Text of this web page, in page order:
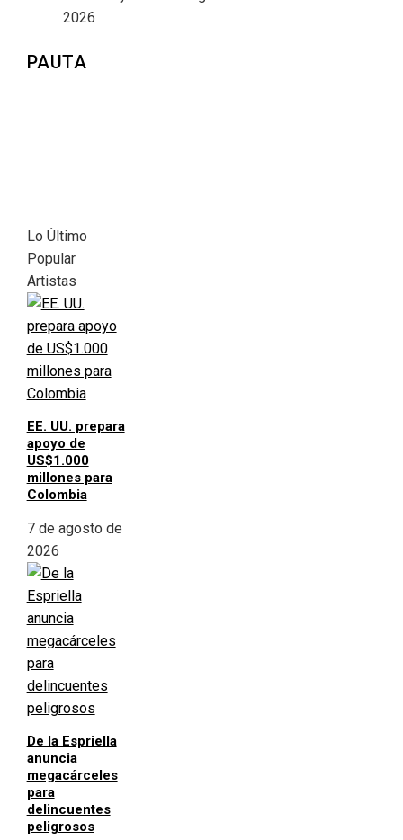
2026
PAUTA
Lo Último
Popular
Artistas
EE. UU. prepara
apoyo de
US$1.000
millones para
Colombia
7 de agosto de
2026
De la Espriella
anuncia
megacárceles
para
delincuentes
peligrosos